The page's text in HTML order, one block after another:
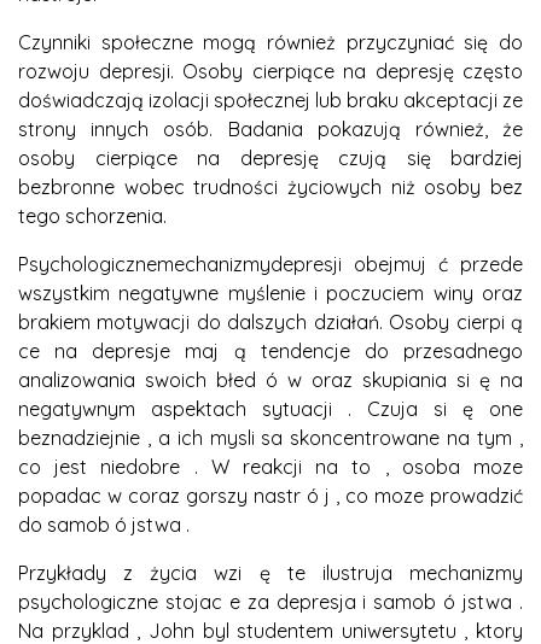
Czynniki społeczne mogą również przyczyniać się do
rozwoju depresji. Osoby cierpiące na depresję często
doświadczają izolacji społecznej lub braku akceptacji ze
strony innych osób. Badania pokazują również, że
osoby cierpiące na depresję czują się bardziej
bezbronne wobec trudności życiowych niż osoby bez
tego schorzenia.
Psychologicznemechanizmydepresji obejmuj ć przede
wszystkim negatywne myślenie i poczuciem winy oraz
brakiem motywacji do dalszych działań. Osoby cierpi ą
ce na depresje maj ą tendencje do przesadnego
analizowania swoich błed ó w oraz skupiania si ę na
negatywnym aspektach sytuacji . Czuja si ę one
beznadziejnie , a ich mysli sa skoncentrowane na tym ,
co jest niedobre . W reakcji na to , osoba moze
popadac w coraz gorszy nastr ó j , co moze prowadzić
do samob ó jstwa .
Przykłady z życia wzi ę te ilustruja mechanizmy
psychologiczne stojac e za depresja i samob ó jstwa .
Na przyklad , John byl studentem uniwersytetu , ktory